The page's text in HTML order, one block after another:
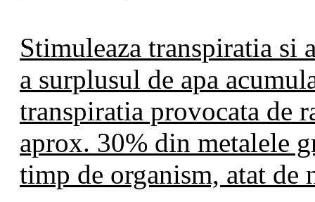
Stimuleaza transpiratia si
a surplusul de apa
transpiratia provocata de
aprox. 30% din metalele
timp de organism, atat de